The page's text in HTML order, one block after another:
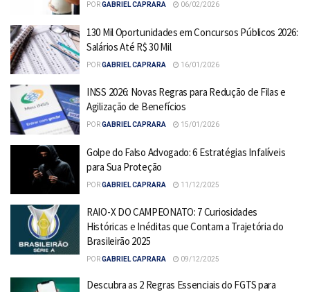
PORGABRIEL CAPRARA 06/02/2026
130 Mil Oportunidades em Concursos Públicos 2026:
Salários Até R$ 30 Mil
PORGABRIEL CAPRARA 16/01/2026
INSS 2026: Novas Regras para Redução de Filas e
Agilização de Benefícios
PORGABRIEL CAPRARA 15/01/2026
Golpe do Falso Advogado: 6 Estratégias Infalíveis
para Sua Proteção
PORGABRIEL CAPRARA 11/12/2025
RAIO-X DO CAMPEONATO: 7 Curiosidades
Históricas e Inéditas que Contam a Trajetória do
Brasileirão 2025
PORGABRIEL CAPRARA 09/12/2025
Descubra as 2 Regras Essenciais do FGTS para